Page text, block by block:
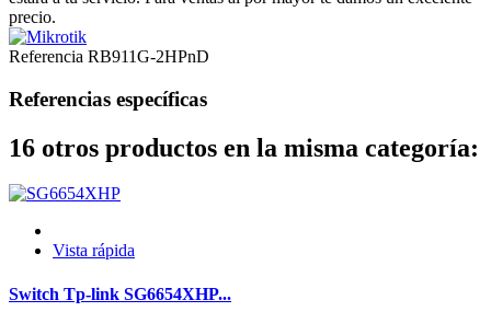
precio.
Referencia RB911G-2HPnD
Referencias específicas
16 otros productos en la misma categoría:
Vista rápida
Switch Tp-link SG6654XHP...